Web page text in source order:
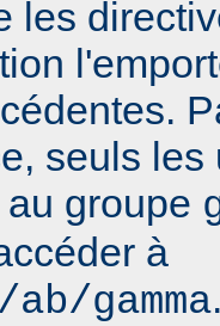
les
seuls les
groupe
à
gamma